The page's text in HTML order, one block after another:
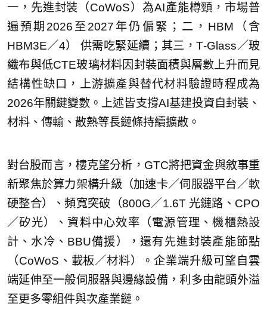
一，先進封裝（CoWoS）為AI產能樽頸，市場普
遍預期2026至2027年仍偏緊；二，HBM（含
HBM3E／4） 供需吃緊延續；其三，T‑Glass／玻
纖布與低CTE玻璃材料因封裝面積與層數上升而見
結構性缺口，上游擴產與替代材料驗證時程成為
2026年關鍵變數。上述皆支撐AI基建投資自封裝、
材料、傳輸、散熱等長鏈條持續擴散。
對台股而言，樓克望分析，GTC將把資金與敘事重
新聚焦於算力架構升級（加速卡／伺服器平台／軟
硬整合）、頻寬突破（800G／1.6T 光鏈路、CPO
／矽光）、資料中心效率（電源管理、機櫃熱設
計、水冷、BBU備援），還有先進封裝產能節點
（CoWoS、載板／材料）。企業端升級可望自雲
端延伸至一般伺服器與邊緣設備，利多由龍頭外溢
至更多零組件與次產業鏈。